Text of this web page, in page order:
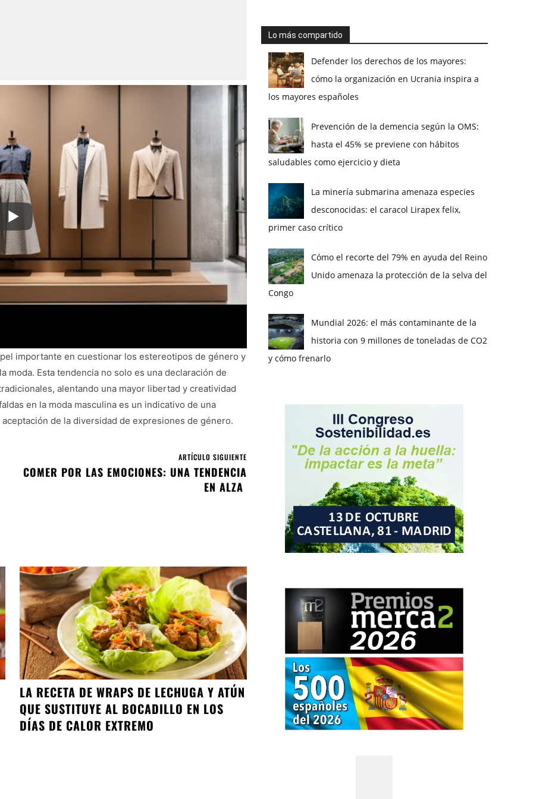
importante en cuestionar los estereotipos de género y
Esta tendencia no solo es una declaración de
alentando una mayor libertad y creatividad
en la moda masculina es un indicativo de una
de la diversidad de expresiones de género.
ARTÍCULO SIGUIENTE
COMER POR LAS EMOCIONES: UNA TENDENCIA
EN ALZA
LA RECETA DE WRAPS DE LECHUGA Y ATÚN
QUE SUSTITUYE AL BOCADILLO EN LOS
DÍAS DE CALOR EXTREMO
Lo más compartido
Defender los derechos de los mayores:
cómo la organización en Ucrania inspira a
los mayores españoles
Prevención de la demencia según la OMS:
hasta el 45% se previene con hábitos
saludables como ejercicio y dieta
La minería submarina amenaza especies
desconocidas: el caracol Lirapex felix,
primer caso crítico
Cómo el recorte del 79% en ayuda del Reino
Unido amenaza la protección de la selva del
Congo
Mundial 2026: el más contaminante de la
historia con 9 millones de toneladas de CO2
y cómo frenarlo